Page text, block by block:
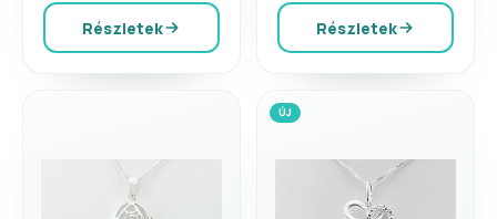
Részletek Részletek
ÚJ